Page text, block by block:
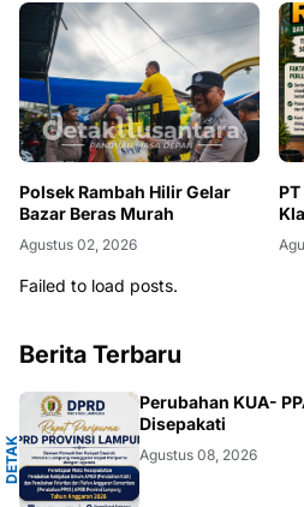
Polsek Rambah Hilir Gelar
Bazar Beras Murah
Agustus 02, 2026
Failed to load posts.
Berita Terbaru
D
E
T
A
K
N
U
S
A
N
T
A
RA
Perubahan KUA-
Disepakati
Agustus 08, 2026